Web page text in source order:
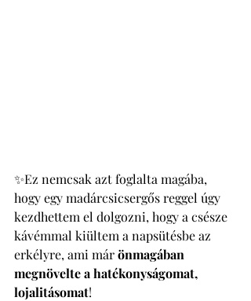
✨Ez nemcsak azt foglalta magába,
hogy egy madárcsicsergős reggel úgy
kezdhettem el dolgozni, hogy a csésze
kávémmal kiültem a napsütésbe az
erkélyre, ami már önmagában
megnövelte a hatékonyságomat,
lojalitásomat!